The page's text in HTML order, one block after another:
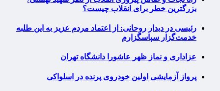
بزرگترین خطر برای انقلاب چیست؟
رئیسی در دیدار روحانی: از اعتماد مردم عزیز به این طلبه
خدمت‌گزار سپاسگزارم
عزاداری و نماز ظهر عاشورا دانشگاه تهران
پرواز آزمایشی اولین خودروی پرنده در اسلواکی